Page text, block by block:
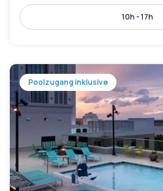
10h - 17h
Poolzugang inklusive